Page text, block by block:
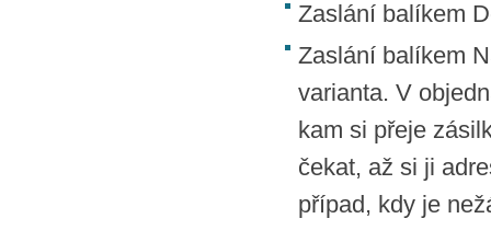
Zaslání balíkem
Zaslání balíkem
varianta. V
kam si přeje
čekat, až si ji
případ, kdy je